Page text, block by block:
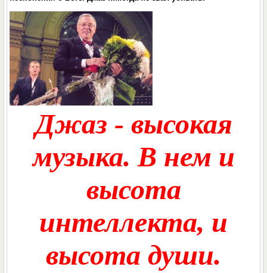
Джаз - высокая
музыка. В нем и
высота
интеллекта, и
высота души.